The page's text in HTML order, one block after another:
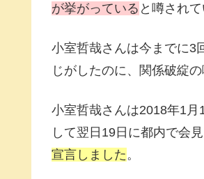
が挙がっている と噂されて
小室哲哉さんは今までに3
じがしたのに、関係破綻
小室哲哉さんは2018年1
して翌日19日に都内で会
宣言しました。